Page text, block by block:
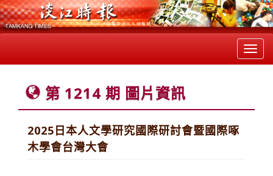
第 1214 期 圖片資訊
2025日本人文學研究國際研討會暨國際啄
木學會台灣大會